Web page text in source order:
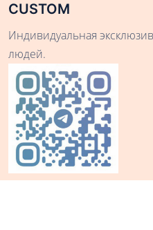
CUSTOM
Индивидуальная
людей.